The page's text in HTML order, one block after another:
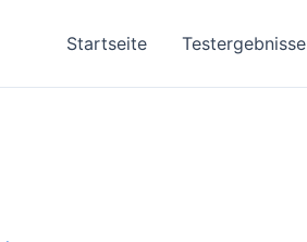
Startseite Testergebnisse